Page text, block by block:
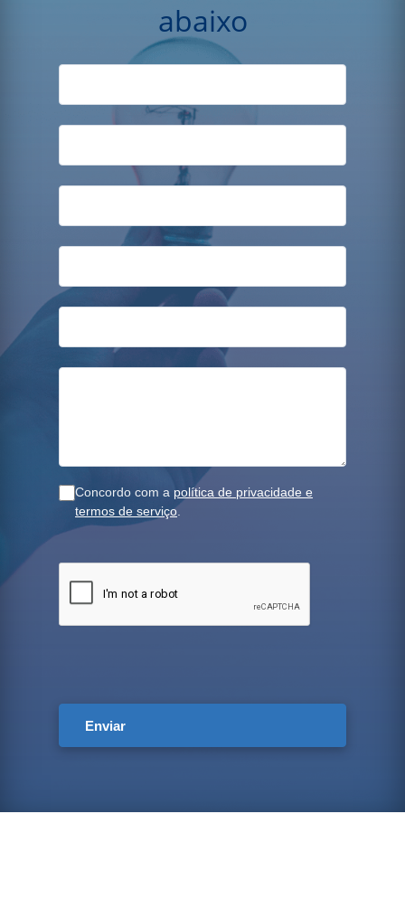
abaixo
Concordo com a política de privacidade e
termos de serviço